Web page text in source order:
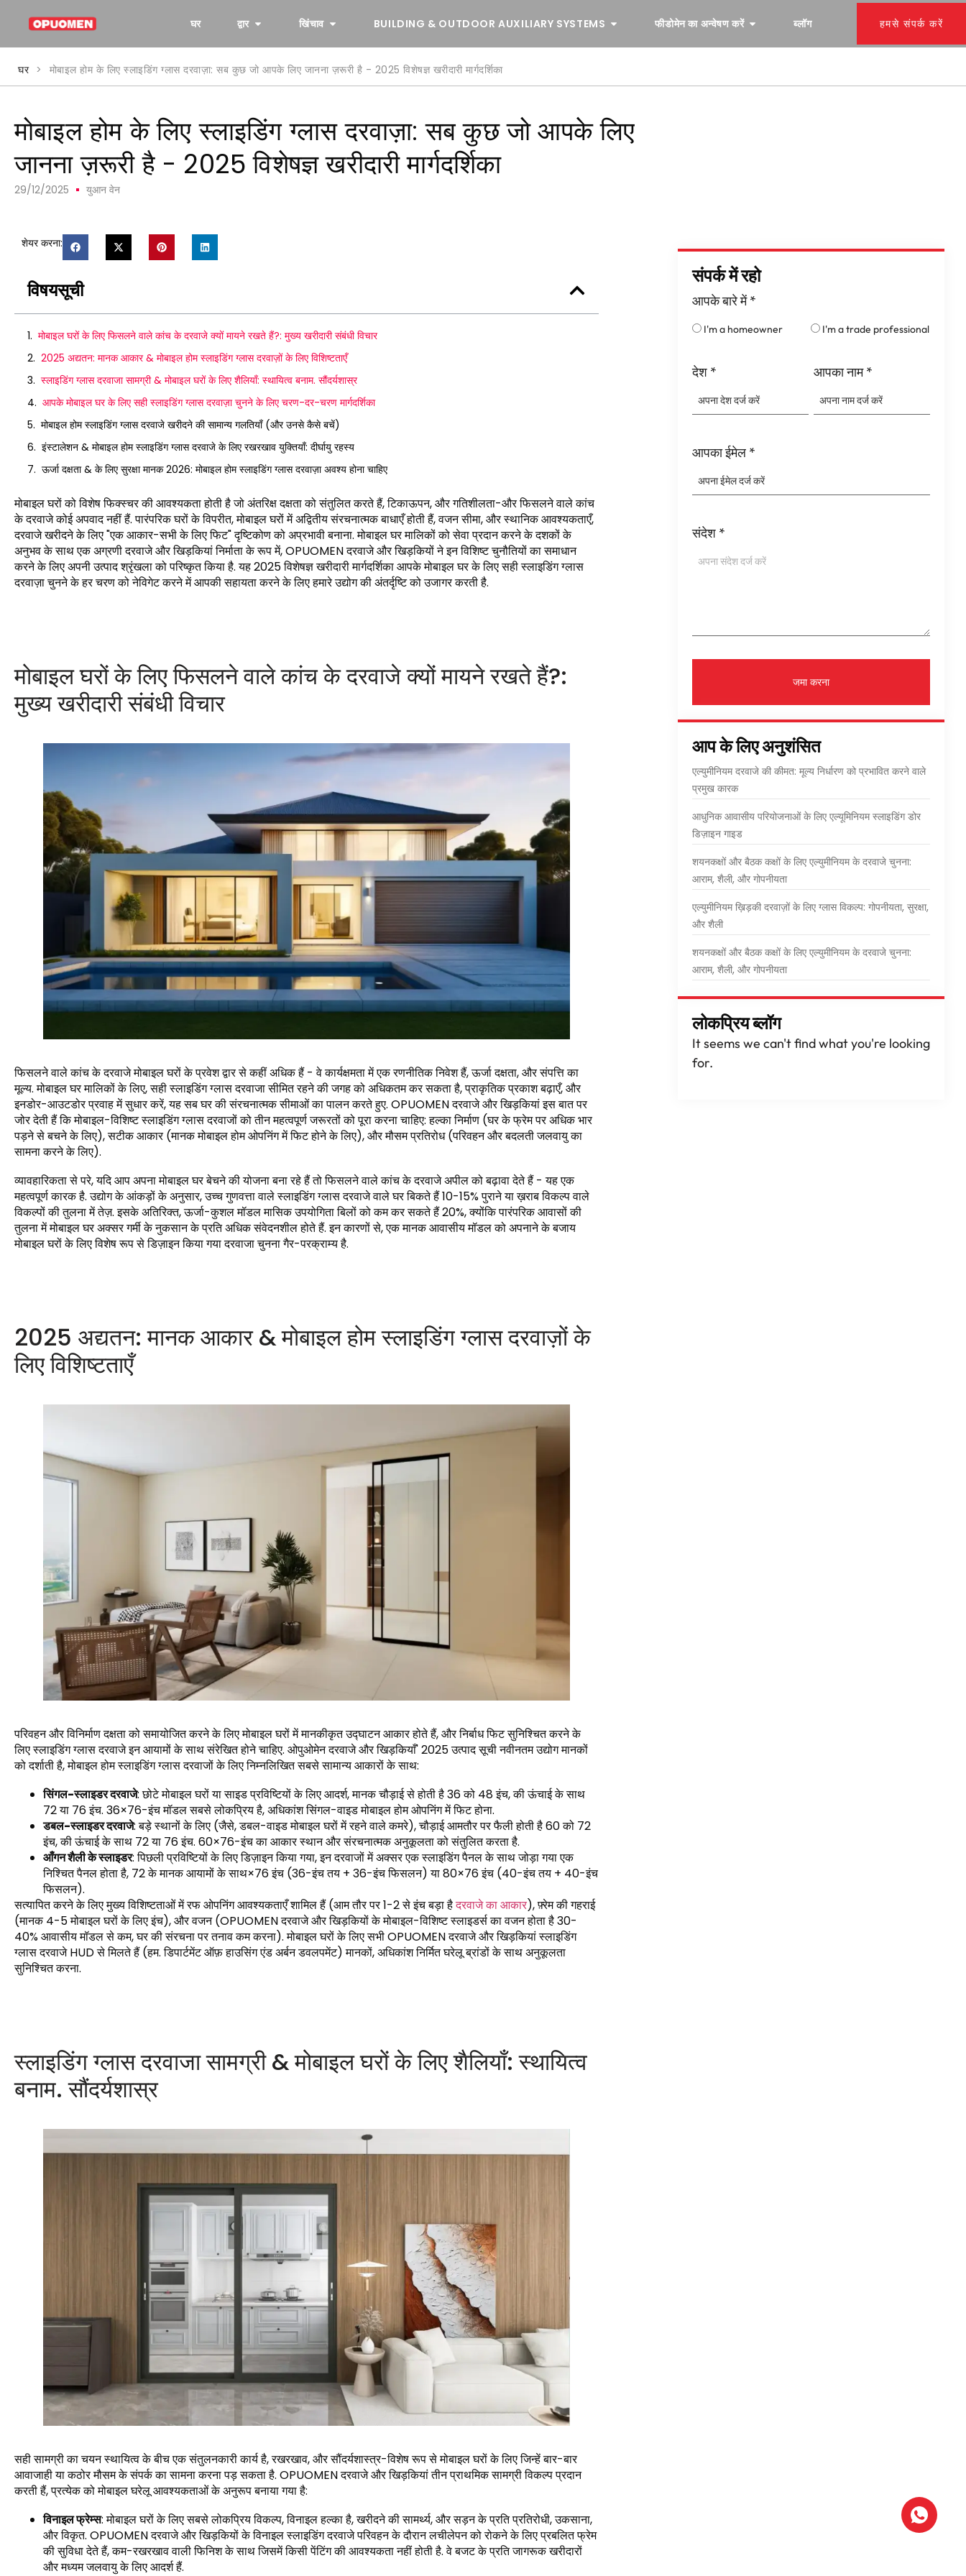
घर द्वार खिंचाव BUILDING & OUTDOOR AUXILIARY SYSTEMS फीडोमेन का अन्वेषण करें ब्लॉग हमसे संपर्क करें
घर > मोबाइल होम के लिए स्लाइडिंग ग्लास दरवाज़ा: सब कुछ जो आपके लिए जानना ज़रूरी है - 2025 विशेषज्ञ खरीदारी मार्गदर्शिका
मोबाइल होम के लिए स्लाइडिंग ग्लास दरवाज़ा: सब कुछ जो आपके लिए
जानना ज़रूरी है - 2025 विशेषज्ञ खरीदारी मार्गदर्शिका
29/12/2025 युआन वेन
शेयर करना:
विषयसूची
मोबाइल घरों के लिए फिसलने वाले कांच के दरवाजे क्यों मायने रखते हैं?: मुख्य खरीदारी संबंधी विचार
2025 अद्यतन: मानक आकार & मोबाइल होम स्लाइडिंग ग्लास दरवाज़ों के लिए विशिष्टताएँ
स्लाइडिंग ग्लास दरवाजा सामग्री & मोबाइल घरों के लिए शैलियाँ: स्थायित्व बनाम. सौंदर्यशास्र
आपके मोबाइल घर के लिए सही स्लाइडिंग ग्लास दरवाज़ा चुनने के लिए चरण-दर-चरण मार्गदर्शिका
मोबाइल होम स्लाइडिंग ग्लास दरवाजे खरीदने की सामान्य गलतियाँ (और उनसे कैसे बचें)
इंस्टालेशन & मोबाइल होम स्लाइडिंग ग्लास दरवाजे के लिए रखरखाव युक्तियाँ: दीर्घायु रहस्य
ऊर्जा दक्षता & के लिए सुरक्षा मानक 2026: मोबाइल होम स्लाइडिंग ग्लास दरवाज़ा अवश्य होना चाहिए
मोबाइल घरों को विशेष फिक्स्चर की आवश्यकता होती है जो अंतरिक्ष दक्षता को संतुलित करते हैं, टिकाऊपन, और गतिशीलता-और फिसलने वाले कांच
के दरवाजे कोई अपवाद नहीं हैं. पारंपरिक घरों के विपरीत, मोबाइल घरों में अद्वितीय संरचनात्मक बाधाएँ होती हैं, वजन सीमा, और स्थानिक आवश्यकताएँ,
दरवाजे खरीदने के लिए "एक आकार-सभी के लिए फिट" दृष्टिकोण को अप्रभावी बनाना. मोबाइल घर मालिकों को सेवा प्रदान करने के दशकों के
अनुभव के साथ एक अग्रणी दरवाजे और खिड़कियां निर्माता के रूप में, OPUOMEN दरवाजे और खिड़कियों ने इन विशिष्ट चुनौतियों का समाधान
करने के लिए अपनी उत्पाद श्रृंखला को परिष्कृत किया है. यह 2025 विशेषज्ञ खरीदारी मार्गदर्शिका आपके मोबाइल घर के लिए सही स्लाइडिंग ग्लास
दरवाज़ा चुनने के हर चरण को नेविगेट करने में आपकी सहायता करने के लिए हमारे उद्योग की अंतर्दृष्टि को उजागर करती है.
मोबाइल घरों के लिए फिसलने वाले कांच के दरवाजे क्यों मायने रखते हैं?:
मुख्य खरीदारी संबंधी विचार
फिसलने वाले कांच के दरवाजे मोबाइल घरों के प्रवेश द्वार से कहीं अधिक हैं - वे कार्यक्षमता में एक रणनीतिक निवेश हैं, ऊर्जा दक्षता, और संपत्ति का
मूल्य. मोबाइल घर मालिकों के लिए, सही स्लाइडिंग ग्लास दरवाजा सीमित रहने की जगह को अधिकतम कर सकता है, प्राकृतिक प्रकाश बढ़ाएँ, और
इनडोर-आउटडोर प्रवाह में सुधार करें, यह सब घर की संरचनात्मक सीमाओं का पालन करते हुए. OPUOMEN दरवाजे और खिड़कियां इस बात पर
जोर देती हैं कि मोबाइल-विशिष्ट स्लाइडिंग ग्लास दरवाजों को तीन महत्वपूर्ण जरूरतों को पूरा करना चाहिए: हल्का निर्माण (घर के फ्रेम पर अधिक भार
पड़ने से बचने के लिए), सटीक आकार (मानक मोबाइल होम ओपनिंग में फिट होने के लिए), और मौसम प्रतिरोध (परिवहन और बदलती जलवायु का
सामना करने के लिए).
व्यावहारिकता से परे, यदि आप अपना मोबाइल घर बेचने की योजना बना रहे हैं तो फिसलने वाले कांच के दरवाजे अपील को बढ़ावा देते हैं - यह एक
महत्वपूर्ण कारक है. उद्योग के आंकड़ों के अनुसार, उच्च गुणवत्ता वाले स्लाइडिंग ग्लास दरवाजे वाले घर बिकते हैं 10-15% पुराने या ख़राब विकल्प वाले
विकल्पों की तुलना में तेज़. इसके अतिरिक्त, ऊर्जा-कुशल मॉडल मासिक उपयोगिता बिलों को कम कर सकते हैं 20%, क्योंकि पारंपरिक आवासों की
तुलना में मोबाइल घर अक्सर गर्मी के नुकसान के प्रति अधिक संवेदनशील होते हैं. इन कारणों से, एक मानक आवासीय मॉडल को अपनाने के बजाय
मोबाइल घरों के लिए विशेष रूप से डिज़ाइन किया गया दरवाजा चुनना गैर-परक्राम्य है.
2025 अद्यतन: मानक आकार & मोबाइल होम स्लाइडिंग ग्लास दरवाज़ों के
लिए विशिष्टताएँ
परिवहन और विनिर्माण दक्षता को समायोजित करने के लिए मोबाइल घरों में मानकीकृत उद्घाटन आकार होते हैं, और निर्बाध फिट सुनिश्चित करने के
लिए स्लाइडिंग ग्लास दरवाजे इन आयामों के साथ संरेखित होने चाहिए. ओपुओमेन दरवाजे और खिड़कियाँ' 2025 उत्पाद सूची नवीनतम उद्योग मानकों
को दर्शाती है, मोबाइल होम स्लाइडिंग ग्लास दरवाजों के लिए निम्नलिखित सबसे सामान्य आकारों के साथ:
सिंगल-स्लाइडर दरवाजे: छोटे मोबाइल घरों या साइड प्रविष्टियों के लिए आदर्श, मानक चौड़ाई से होती है 36 को 48 इंच, की ऊंचाई के साथ
72 या 76 इंच. 36×76-इंच मॉडल सबसे लोकप्रिय है, अधिकांश सिंगल-वाइड मोबाइल होम ओपनिंग में फिट होना.
डबल-स्लाइडर दरवाजे: बड़े स्थानों के लिए (जैसे, डबल-वाइड मोबाइल घरों में रहने वाले कमरे), चौड़ाई आमतौर पर फैली होती है 60 को 72
इंच, की ऊंचाई के साथ 72 या 76 इंच. 60×76-इंच का आकार स्थान और संरचनात्मक अनुकूलता को संतुलित करता है.
आँगन शैली के स्लाइडर: पिछली प्रविष्टियों के लिए डिज़ाइन किया गया, इन दरवाजों में अक्सर एक स्लाइडिंग पैनल के साथ जोड़ा गया एक
निश्चित पैनल होता है, 72 के मानक आयामों के साथ×76 इंच (36-इंच तय + 36-इंच फिसलन) या 80×76 इंच (40-इंच तय + 40-इंच
फिसलन).
सत्यापित करने के लिए मुख्य विशिष्टताओं में रफ ओपनिंग आवश्यकताएँ शामिल हैं (आम तौर पर 1-2 से इंच बड़ा हैदरवाजे का आकार), फ़्रेम की गहराई
(मानक 4-5 मोबाइल घरों के लिए इंच), और वजन (OPUOMEN दरवाजे और खिड़कियों के मोबाइल-विशिष्ट स्लाइडर्स का वजन होता है 30-
40% आवासीय मॉडल से कम, घर की संरचना पर तनाव कम करना). मोबाइल घरों के लिए सभी OPUOMEN दरवाजे और खिड़कियां स्लाइडिंग
ग्लास दरवाजे HUD से मिलते हैं (हम. डिपार्टमेंट ऑफ़ हाउसिंग एंड अर्बन डवलपमेंट) मानकों, अधिकांश निर्मित घरेलू ब्रांडों के साथ अनुकूलता
सुनिश्चित करना.
स्लाइडिंग ग्लास दरवाजा सामग्री & मोबाइल घरों के लिए शैलियाँ: स्थायित्व
बनाम. सौंदर्यशास्र
सही सामग्री का चयन स्थायित्व के बीच एक संतुलनकारी कार्य है, रखरखाव, और सौंदर्यशास्त्र-विशेष रूप से मोबाइल घरों के लिए जिन्हें बार-बार
आवाजाही या कठोर मौसम के संपर्क का सामना करना पड़ सकता है. OPUOMEN दरवाजे और खिड़कियां तीन प्राथमिक सामग्री विकल्प प्रदान
करती हैं, प्रत्येक को मोबाइल घरेलू आवश्यकताओं के अनुरूप बनाया गया है:
विनाइल फ्रेम्स: मोबाइल घरों के लिए सबसे लोकप्रिय विकल्प, विनाइल हल्का है, खरीदने की सामर्थ्य, और सड़न के प्रति प्रतिरोधी, उकसाना,
और विकृत. OPUOMEN दरवाजे और खिड़कियों के विनाइल स्लाइडिंग दरवाजे परिवहन के दौरान लचीलेपन को रोकने के लिए प्रबलित फ्रेम
की सुविधा देते हैं, कम-रखरखाव वाली फिनिश के साथ जिसमें किसी पेंटिंग की आवश्यकता नहीं होती है. वे बजट के प्रति जागरूक खरीदारों
और मध्यम जलवायु के लिए आदर्श हैं.
संपर्क में रहो
आपके बारे में *
I'm a homeowner I'm a trade professional
देश * आपका नाम *
आपका ईमेल *
संदेश *
जमा करना
आप के लिए अनुशंसित
एल्युमीनियम दरवाजे की कीमत: मूल्य निर्धारण को प्रभावित करने वाले
प्रमुख कारक
आधुनिक आवासीय परियोजनाओं के लिए एल्यूमिनियम स्लाइडिंग डोर
डिज़ाइन गाइड
शयनकक्षों और बैठक कक्षों के लिए एल्युमीनियम के दरवाजे चुनना:
आराम, शैली, और गोपनीयता
एल्युमीनियम ख़िड़की दरवाज़ों के लिए ग्लास विकल्प: गोपनीयता, सुरक्षा,
और शैली
शयनकक्षों और बैठक कक्षों के लिए एल्युमीनियम के दरवाजे चुनना:
आराम, शैली, और गोपनीयता
लोकप्रिय ब्लॉग
It seems we can't find what you're looking
for.